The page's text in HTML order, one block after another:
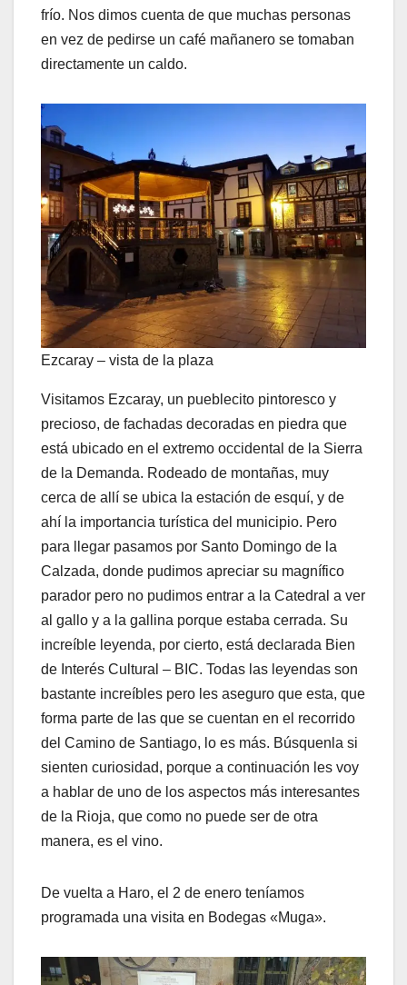
frío. Nos dimos cuenta de que muchas personas
en vez de pedirse un café mañanero se tomaban
directamente un caldo.
Ezcaray – vista de la plaza
Visitamos Ezcaray, un pueblecito pintoresco y
precioso, de fachadas decoradas en piedra que
está ubicado en el extremo occidental de la Sierra
de la Demanda. Rodeado de montañas, muy
cerca de allí se ubica la estación de esquí, y de
ahí la importancia turística del municipio. Pero
para llegar pasamos por Santo Domingo de la
Calzada, donde pudimos apreciar su magnífico
parador pero no pudimos entrar a la Catedral a ver
al gallo y a la gallina porque estaba cerrada. Su
increíble leyenda, por cierto, está declarada Bien
de Interés Cultural – BIC. Todas las leyendas son
bastante increíbles pero les aseguro que esta, que
forma parte de las que se cuentan en el recorrido
del Camino de Santiago, lo es más. Búsquenla si
sienten curiosidad, porque a continuación les voy
a hablar de uno de los aspectos más interesantes
de la Rioja, que como no puede ser de otra
manera, es el vino.
De vuelta a Haro, el 2 de enero teníamos
programada una visita en Bodegas «Muga».